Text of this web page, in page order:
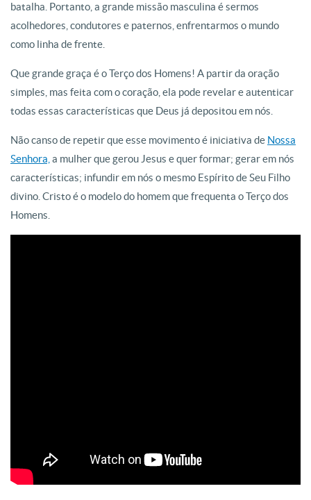
batalha. Portanto, a grande missão masculina é sermos
acolhedores, condutores e paternos, enfrentarmos o mundo
como linha de frente.
Que grande graça é o Terço dos Homens! A partir da oração
simples, mas feita com o coração, ela pode revelar e autenticar
todas essas características que Deus já depositou em nós.
Não canso de repetir que esse movimento é iniciativa de Nossa
Senhora, a mulher que gerou Jesus e quer formar; gerar em nós
características; infundir em nós o mesmo Espírito de Seu Filho
divino. Cristo é o modelo do homem que frequenta o Terço dos
Homens.